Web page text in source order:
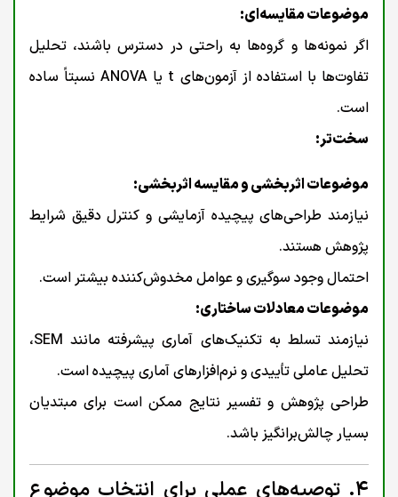
موضوعات مقایسه‌ای:
اگر نمونه‌ها و گروه‌ها به راحتی در دسترس باشند، تحلیل
تفاوت‌ها با استفاده از آزمون‌های t یا ANOVA نسبتاً ساده
است.
سخت‌تر:
موضوعات اثربخشی و مقایسه اثربخشی:
نیازمند طراحی‌های پیچیده آزمایشی و کنترل دقیق شرایط
پژوهش هستند.
احتمال وجود سوگیری و عوامل مخدوش‌کننده بیشتر است.
موضوعات معادلات ساختاری:
نیازمند تسلط به تکنیک‌های آماری پیشرفته مانند SEM،
تحلیل عاملی تأییدی و نرم‌افزارهای آماری پیچیده است.
طراحی پژوهش و تفسیر نتایج ممکن است برای مبتدیان
بسیار چالش‌برانگیز باشد.
۴. توصیه‌های عملی برای انتخاب موضوع